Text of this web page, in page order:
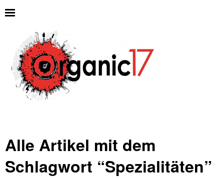
Alle Artikel mit dem
Schlagwort “Spezialitäten”